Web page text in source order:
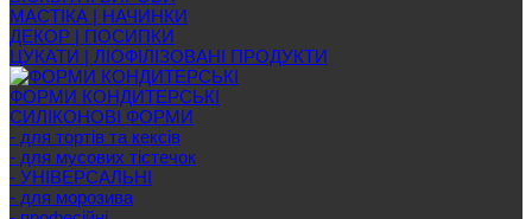
МАСТІКА | НАЧИНКИ
ДЕКОР | ПОСИПКИ
ЦУКАТИ | ЛІОФІЛІЗОВАНІ ПРОДУКТИ
ФОРМИ КОНДИТЕРСЬКІ
СИЛІКОНОВІ ФОРМИ
- для тортів та кексів
- для мусових тістечок
- УНІВЕРСАЛЬНІ
- для морозива